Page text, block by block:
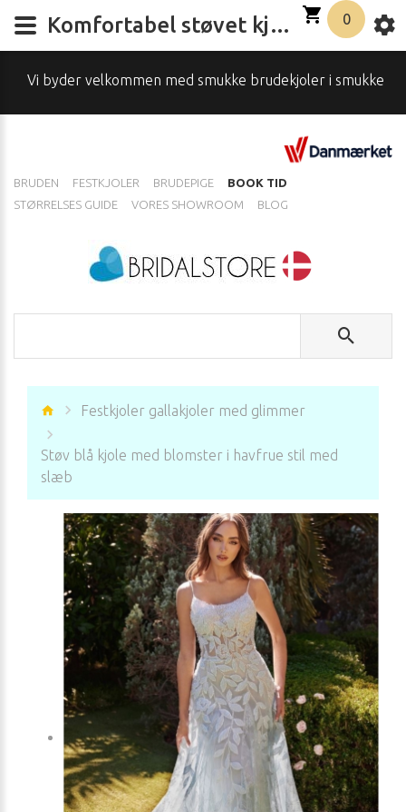
byder velkommen med smukke brudekjoler i smukke
BRUDEN FESTKJOLER BRUDEPIGE
BOOK TID
STØRRELSES GUIDE
VORES SHOWROOM BLOG
0
Festkjoler gallakjoler med glimmer
Støv blå kjole med blomster i havfrue stil med
slæb
Komfortabel støvet kjole | festkjole beige eller blå stropløse